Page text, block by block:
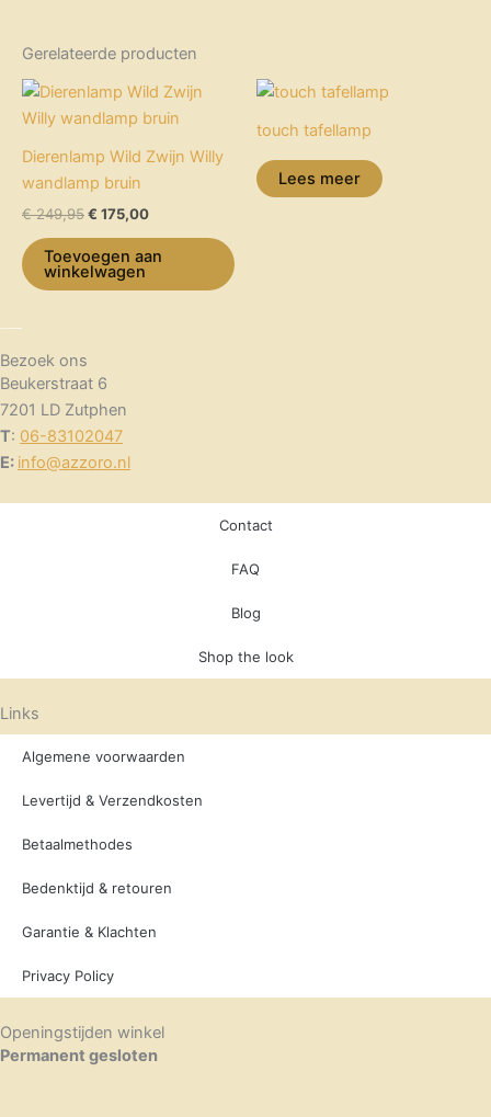
Gerelateerde producten
Dierenlamp Wild Zwijn Willy
wandlamp bruin
€249,95
Oorspronkelijke
prijs
was:
€ 175,00
Huidige
is:
Toevoegen aan
winkelwagen
touch tafellamp
Lees meer
Bezoek ons
Beukerstraat 6
7201 LD Zutphen
T: 06-83102047
E: info@azzoro.nl
Contact
FAQ
Blog
Shop the look
Links
Algemene voorwaarden
Levertijd & Verzendkosten
Betaalmethodes
Bedenktijd & retouren
Garantie & Klachten
Privacy Policy
Openingstijden winkel
Permanent gesloten